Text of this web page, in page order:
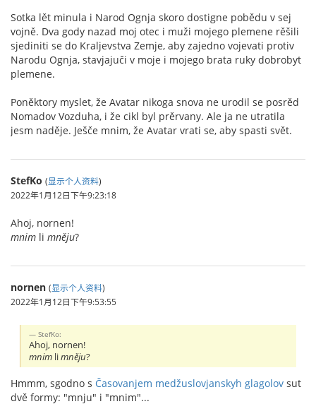
Sotka lět minula i Narod Ognja skoro dostigne pobědu v sej
vojně. Dva gody nazad moj otec i muži mojego plemene rěšili
sjediniti se do Kraljevstva Zemje, aby zajedno vojevati protiv
Narodu Ognja, stavjajuči v moje i mojego brata ruky dobrobyt
plemene.
Poněktory myslet, že Avatar nikoga snova ne urodil se posrěd
Nomadov Vozduha, i že cikl byl prěrvany. Ale ja ne utratila
jesm naděje. Ješče mnim, že Avatar vrati se, aby spasti svět.
StefKo (显示个人资料)
2022年1月12日下午9:23:18
Ahoj, nornen!
mnim li mněju?
nornen (显示个人资料)
2022年1月12日下午9:53:55
StefKo:
Ahoj, nornen!
mnim limněju?
Hmmm, sgodno s Časovanjem medžuslovjanskyh glagolov sut
dvě formy: "mnju" i "mnim"...